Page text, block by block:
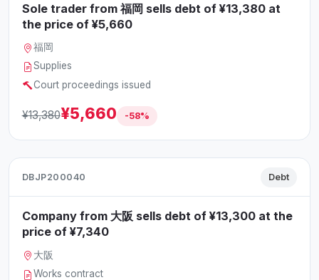
Sole trader from 福岡 sells debt of ¥13,380 at
the price of ¥5,660
福岡
Supplies
Court proceedings issued
¥13,380¥5,660 -58%
DBJP200040 Debt
Company from 大阪 sells debt of ¥13,300 at the
price of ¥7,340
大阪
Works contract